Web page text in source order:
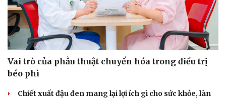
Vai trò của phẫu thuật chuyển hóa trong điều trị
béo phì
Chiết xuất đậu đen mang lại lợi ích gì cho sức khỏe, làn